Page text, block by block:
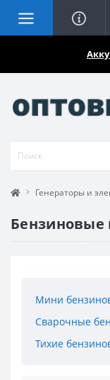
Генераторы и
Бензиновые
Мини
Сварочные
Тихие